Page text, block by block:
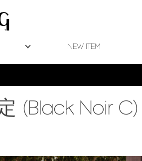
NEW ITEM
(Black Noir C)